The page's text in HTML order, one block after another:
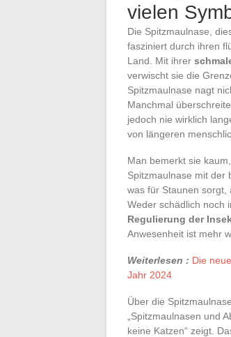
vielen
Die Spitzmaulnase,
fasziniert durch ihren
Land. Mit ihrer
verwischt sie die
Spitzmaulnase nagt
Manchmal
jedoch nie wirklich
von längeren
Man bemerkt sie
Spitzmaulnase mit der
was für Staunen sorgt,
Weder schädlich noch
Regulierung der
Anwesenheit ist mehr
Weiterlesen : Die
Jahr 2024
Über die
„Spitzmaulnasen und
keine Katzen“ zeigt.